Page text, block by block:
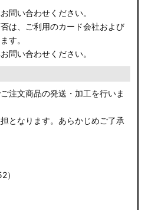
問い合わせください。
は、ご利用のカード会社および
す。
問い合わせください。
注文商品の発送・加工を行いま
となります。あらかじめご了承
）